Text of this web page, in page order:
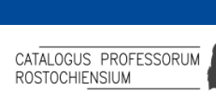
Browsen
direkt zum Inhalt